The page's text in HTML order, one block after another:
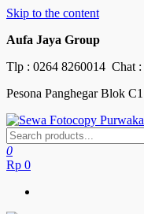
Skip to the content
Aufa Jaya Group
Tlp : 0264 8260014 Chat :
Pesona Panghegar Blok
Sewa Fotocopy Purwakarta
Free Maintenance
0
Rp 0